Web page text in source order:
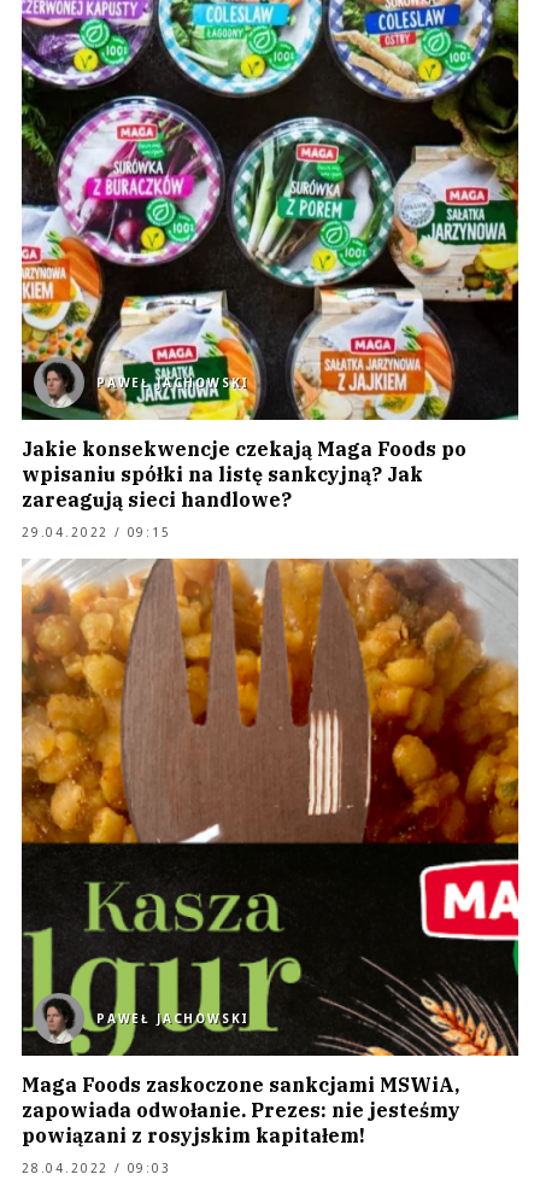
PAWEŁ JACHOWSKI
Jakie konsekwencje czekają Maga Foods po
wpisaniu spółki na listę sankcyjną? Jak
zareagują sieci handlowe?
29.04.2022 / 09:15
PAWEŁ JACHOWSKI
Maga Foods zaskoczone sankcjami MSWiA,
zapowiada odwołanie. Prezes: nie jesteśmy
powiązani z rosyjskim kapitałem!
28.04.2022 / 09:03